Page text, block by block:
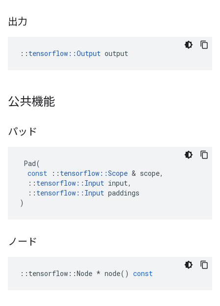
出力
:: tensorflow::Output output
公共機能
パッド
Pad(
const
:: tensorflow ::Scope & scope,
:: tensorflow :: Input input,
:: tensorflow :: Input paddings
)
ノード
:: tensorflow ::Node * node() const